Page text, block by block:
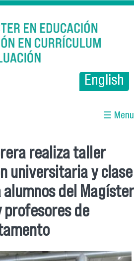
English
☰ Menu
aquí
realiza taller
universitaria y clase
del Magíster
profesores de